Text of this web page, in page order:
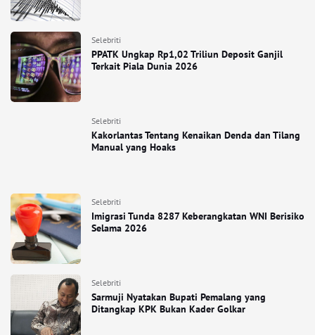
Selebriti
PPATK Ungkap Rp1,02 Triliun Deposit Ganjil
Terkait Piala Dunia 2026
Selebriti
Kakorlantas Tentang Kenaikan Denda dan Tilang
Manual yang Hoaks
Selebriti
Imigrasi Tunda 8287 Keberangkatan WNI Berisiko
Selama 2026
Selebriti
Sarmuji Nyatakan Bupati Pemalang yang
Ditangkap KPK Bukan Kader Golkar